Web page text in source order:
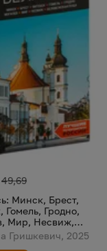
по уголкам
Минск, Брест,
49,69
Минск, Брест,
Гомель, Гродно,
Мир, Несвиж,
пуща.
Гришкевич, 2025